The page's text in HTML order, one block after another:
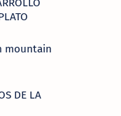
mountain
DE LA